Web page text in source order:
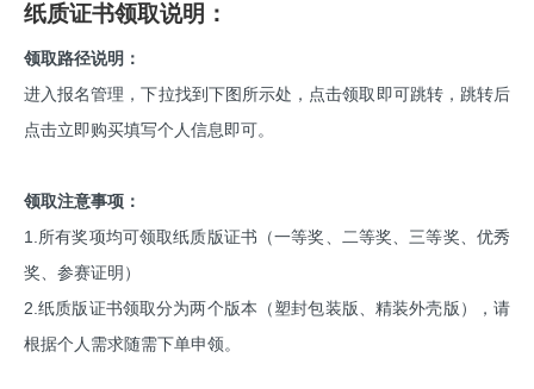
纸质证书领取说明：
领取路径说明：
进入报名管理，下拉找到下图所示处，点击领取即可跳转，跳转后
点击立即购买填写个人信息即可。
领取注意事项：
1.所有奖项均可领取纸质版证书（一等奖、二等奖、三等奖、优秀
奖、参赛证明）
2.纸质版证书领取分为两个版本（塑封包装版、精装外壳版），请
根据个人需求随需下单申领。